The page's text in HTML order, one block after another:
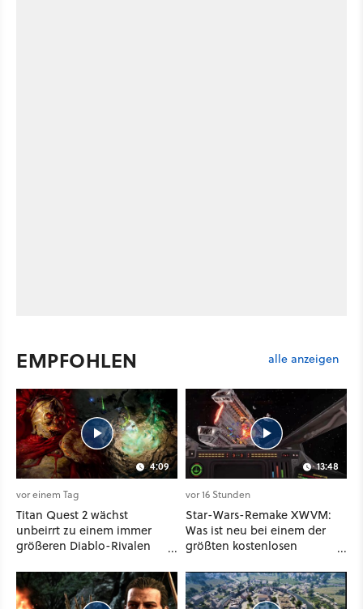
EMPFOHLEN alle anzeigen
4:09
vor einem Tag
Titan Quest 2 wächst
unbeirrt zu einem immer
größeren Diablo-Rivalen
sogar eine richtige
Beschwörer-Klasse
13:48
vor 16 Stunden
Star-Wars-Remake XWVM:
Was ist neu bei einem der
größten kostenlosen